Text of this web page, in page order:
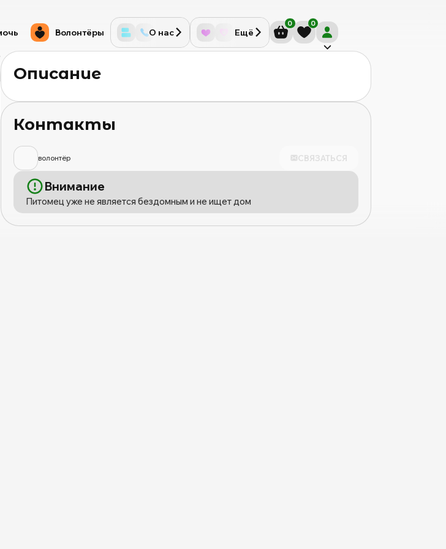
0 0
Волонтёры О нас Ещё
Описание
Контакты
волонтёр СВЯЗАТЬСЯ
Внимание
Питомец уже не является бездомным и не ищет дом